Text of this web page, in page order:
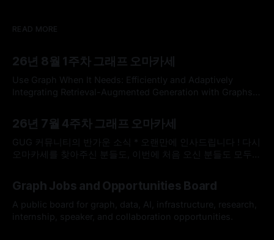
READ MORE
26년 8월 1주차 그래프 오마카세
Use Graph When It Needs: Efficiently and Adaptively
Integrating Retrieval-Augmented Generation with Graphs
Integrating Retrieval-Augmented Generation with
GraphsLarge language models (LLMs) often struggle with
knowledge-intensive tasks due to hallucinations and
outdated parametric knowledge. While Retrieval-
26년 7월 4주차 그래프 오마카세
GUG 커뮤니티의 반가운 소식 * 오랜만에 인사드립니다 ! 다시
오마카세를 찾아주신 분들도, 이번에 처음 오신 분들도 모두
Group)에 정말 반가운 소식이 있어서 전해드리고자 합니다.
GUG가 2026 오픈소스 AI·SW 커뮤니티 지원사업에 선정되었
습니다. 7월 25일(토요일)
Graph Jobs and Opportunities Board
A public board for graph, data, AI, infrastructure, research,
internship, speaker, and collaboration opportunities.